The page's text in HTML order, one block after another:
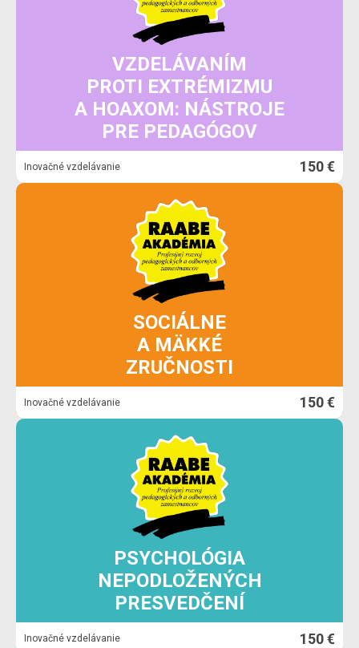
VZDELÁVANÍM
PROTI EXTRÉMIZMU
A HOAXOM: NÁSTROJE
PRE PEDAGÓGOV
Inovačné vzdelávanie 150 €
SOCIÁLNE
A MÄKKÉ
ZRUČNOSTI
Inovačné vzdelávanie 150 €
PSYCHOLÓGIA
NEPODLOŽENÝCH
PRESVEDČENÍ
Inovačné vzdelávanie 150 €